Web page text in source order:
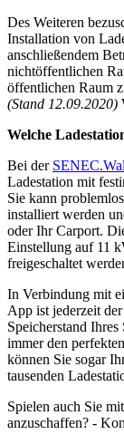
Des Weiteren
Installation von
anschließendem
nichtöffentlichen
öffentlichen Raum
(Stand 12.09.2020)
Welche
Bei der
Ladestation mit
Sie kann
installiert werden
oder Ihr Carport.
Einstellung auf 11
freigeschaltet
In Verbindung mit
App ist jederzeit
Speicherstand
immer den
können Sie sogar
tausenden
Spielen auch Sie
anzuschaffen? -